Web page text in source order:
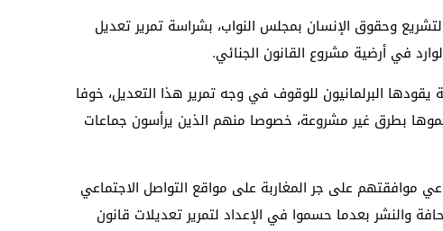
وحقوق الإنسان بمجلس النواب، بشراسة تمرير تعديل
في أرضية مشروع القانون الجنائي.
البرلمانيون للوقوف في وجه تمرير هذا التعديل، خوفا
بطرق غير مشروعة، خصوصا منهم الذين يرأسون جماعات
موافقتهم على جر المغاربة على مواقع التواصل الاجتماعي
والنشر بعدما حسموا في الإعداد لتمرير تعديلات قانون